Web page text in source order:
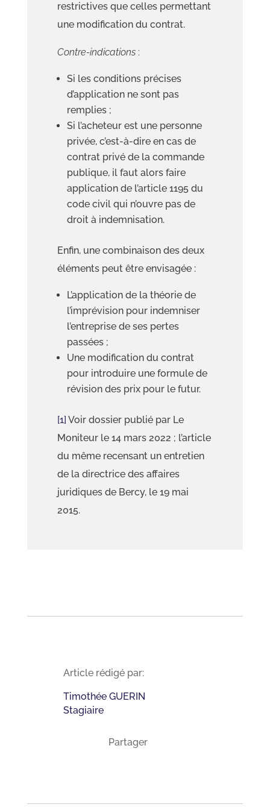
restrictives que celles permettant
une modification du contrat.
Contre-indications:
Si les conditions précises
d’application ne sont pas
remplies ;
Si l’acheteur est une personne
privée, c’est-à-dire en cas de
contrat privé de la commande
publique, il faut alors faire
application de l’article 1195 du
code civil qui n’ouvre pas de
droit à indemnisation.
Enfin, une combinaison des deux
éléments peut être envisagée :
L’application de la théorie de
l’imprévision pour indemniser
l’entreprise de ses pertes
passées ;
Une modification du contrat
pour introduire une formule de
révision des prix pour le futur.
[1] Voir dossier publié par Le
Moniteur le 14 mars 2022 ; l’article
du même recensant un entretien
de la directrice des affaires
juridiques de Bercy, le 19 mai
2015.
Article rédigé par:
Timothée GUERIN
Stagiaire
Partager